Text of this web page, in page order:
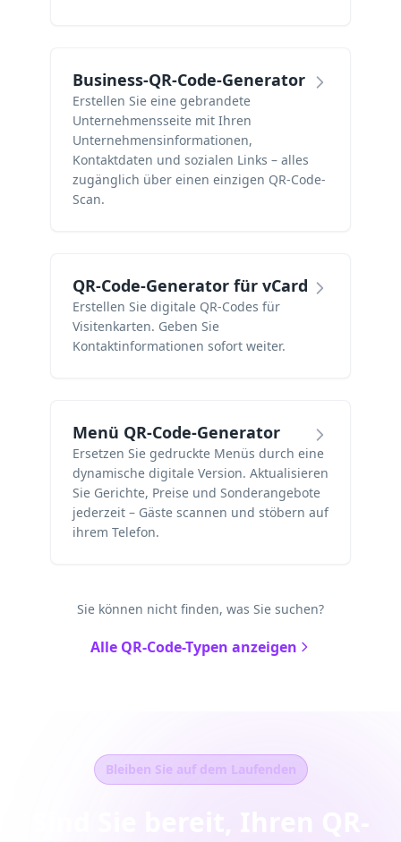
Business-QR-Code-Generator
Erstellen Sie eine gebrandete
Unternehmensseite mit Ihren
Unternehmensinformationen,
Kontaktdaten und sozialen Links – alles
zugänglich über einen einzigen QR-Code-
Scan.
QR-Code-Generator für vCard
Erstellen Sie digitale QR-Codes für
Visitenkarten. Geben Sie
Kontaktinformationen sofort weiter.
Menü QR-Code-Generator
Ersetzen Sie gedruckte Menüs durch eine
dynamische digitale Version. Aktualisieren
Sie Gerichte, Preise und Sonderangebote
jederzeit – Gäste scannen und stöbern auf
ihrem Telefon.
Sie können nicht finden, was Sie suchen?
Alle QR-Code-Typen anzeigen
Bleiben Sie auf dem Laufenden